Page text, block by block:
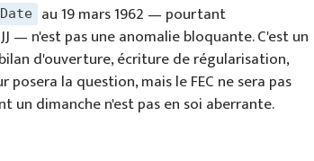
au 19 mars 1962 — pourtant
— n'est pas une anomalie bloquante. C'est un
d'ouverture, écriture de régularisation,
la question, mais le FEC ne sera pas
un dimanche n'est pas en soi aberrante.